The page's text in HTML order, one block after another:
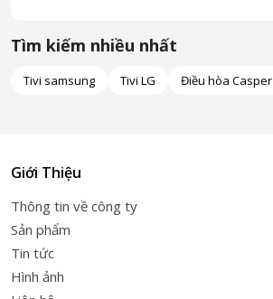
Tìm kiếm nhiều nhất
Tivi samsung Tivi LG Điều hòa Casper
Giới Thiệu
Thông tin về công ty
Sản phẩm
Tin tức
Hình ảnh